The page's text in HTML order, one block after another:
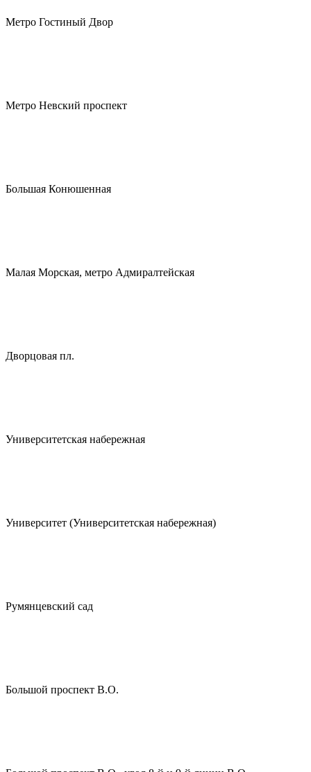
Метро Гостиный Двор
Метро Невский проспект
Большая Конюшенная
Малая Морская, метро Адмиралтейская
Дворцовая пл.
Университетская набережная
Университет (Университетская набережная)
Румянцевский сад
Большой проспект В.О.